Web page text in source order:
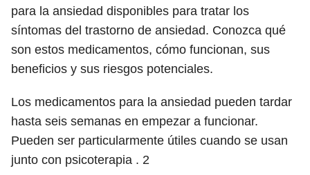
para la ansiedad disponibles para tratar los
síntomas del trastorno de ansiedad. Conozca qué
son estos medicamentos, cómo funcionan, sus
beneficios y sus riesgos potenciales.
Los medicamentos para la ansiedad pueden tardar
hasta seis semanas en empezar a funcionar.
Pueden ser particularmente útiles cuando se usan
junto con psicoterapia . 2